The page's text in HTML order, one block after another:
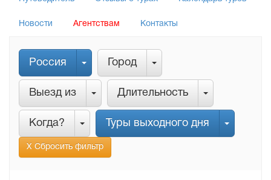
Новости Агентствам Контакты
Россия Город
Выезд из Длительность
Когда? Туры выходного дня
Х Сбросить фильтр